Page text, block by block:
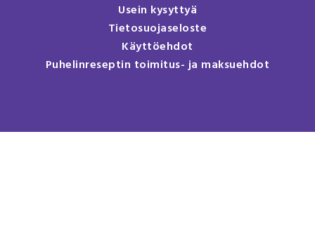
Usein kysyttyä
Tietosuojaseloste
Käyttöehdot
Puhelinreseptin toimitus- ja maksuehdot